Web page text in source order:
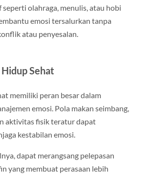
olahraga, menulis, atau hobi
emosi tersalurkan tanpa
atau penyesalan.
Sehat
memiliki peran besar dalam
emosi. Pola makan seimbang,
aktivitas fisik teratur dapat
kestabilan emosi.
dapat merangsang pelepasan
yang membuat perasaan lebih